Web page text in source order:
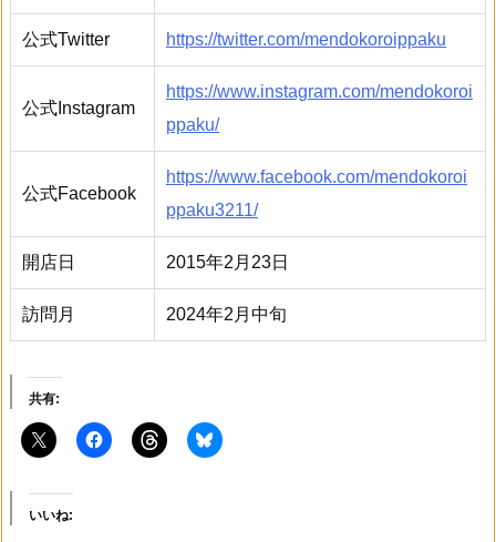
公式Twitter https://twitter.com/mendokoroippaku
公式Instagram
https://www.instagram.com/mendokoroi
ppaku/
公式Facebook
https://www.facebook.com/mendokoroi
ppaku3211/
開店日 2015年2月23日
訪問月 2024年2月中旬
共有:
いいね: